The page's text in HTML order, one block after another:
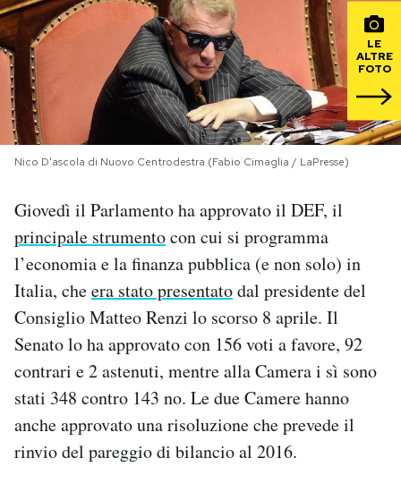
NEWSLETTER
CALENDARIO
AREA PERSONALE
Area Personale
Newsletter
Notifiche mobile
LE
ALTRE
FOTO
Nico D'ascola di Nuovo Centrodestra (Fabio Cimaglia / LaPresse)
Giovedì il Parlamento ha approvato il DEF, il
principale strumentocon cui si programma
l’economia e la finanza pubblica (e non solo) in
Italia, cheera stato presentatodal presidente del
Consiglio Matteo Renzi lo scorso 8 aprile. Il
Senato lo ha approvato con 156 voti a favore, 92
contrari e 2 astenuti, mentre alla Camera i sì sono
stati 348 contro 143 no. Le due Camere hanno
anche approvato una risoluzione che prevede il
rinvio del pareggio di bilancio al 2016.